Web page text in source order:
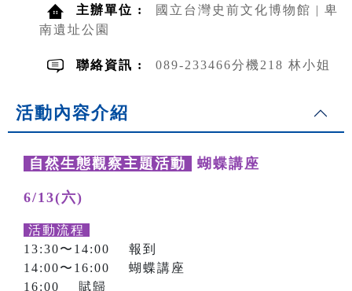
主辦單位 :
國立台灣史前文化博物館 | 卑
南遺址公園
聯絡資訊 : 089-233466分機218 林小姐
活動內容介紹
自然生態觀察主題活動 蝴蝶講座
6/13(六)
活動流程
13:30〜14:00 報到
14:00〜16:00 蝴蝶講座
16:00 賦歸